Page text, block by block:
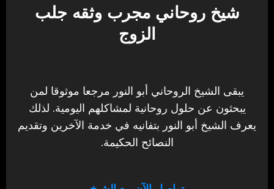
شيخ روحاني مجرب وثقه جلب
الزوج
يبقى الشيخ الروحاني أبو النور مرجعا موثوقا لمن
يبحثون عن حلول روحانية لمشاكلهم اليومية. لذلك
يعرف الشيخ أبو النور بتفانيه في خدمة الآخرين وتقديم
النصائح الحكيمة.